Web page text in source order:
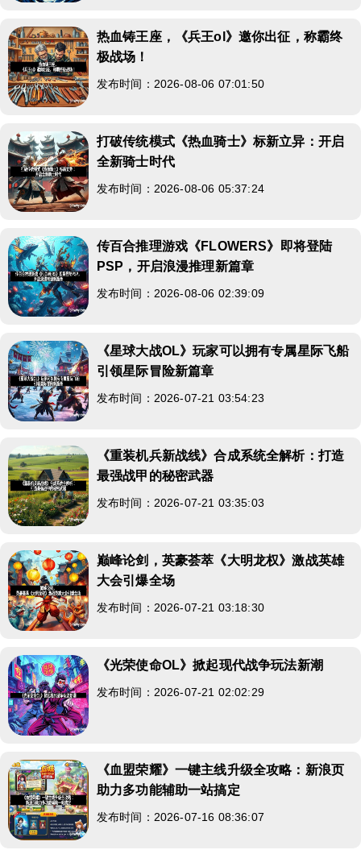
热血铸王座，《兵王ol》邀你出征，称霸终
极战场！
发布时间：2026-08-06 07:01:50
打破传统模式《热血骑士》标新立异：开启
全新骑士时代
发布时间：2026-08-06 05:37:24
传百合推理游戏《FLOWERS》即将登陆
PSP，开启浪漫推理新篇章
发布时间：2026-08-06 02:39:09
《星球大战OL》玩家可以拥有专属星际飞船
引领星际冒险新篇章
发布时间：2026-07-21 03:54:23
《重装机兵新战线》合成系统全解析：打造
最强战甲的秘密武器
发布时间：2026-07-21 03:35:03
巅峰论剑，英豪荟萃《大明龙权》激战英雄
大会引爆全场
发布时间：2026-07-21 03:18:30
《光荣使命OL》掀起现代战争玩法新潮
发布时间：2026-07-21 02:02:29
《血盟荣耀》一键主线升级全攻略：新浪页
助力多功能辅助一站搞定
发布时间：2026-07-16 08:36:07